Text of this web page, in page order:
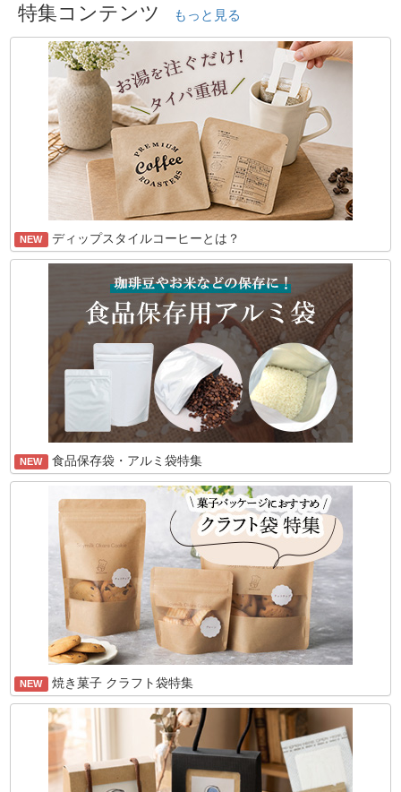
特集コンテンツ もっと見る
NEW ディップスタイルコーヒーとは？
NEW 食品保存袋・アルミ袋特集
NEW 焼き菓子 クラフト袋特集